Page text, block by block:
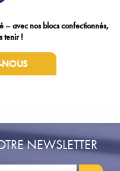
– avec nos blocs confectionnés,
tenir !
NEWSLETTER